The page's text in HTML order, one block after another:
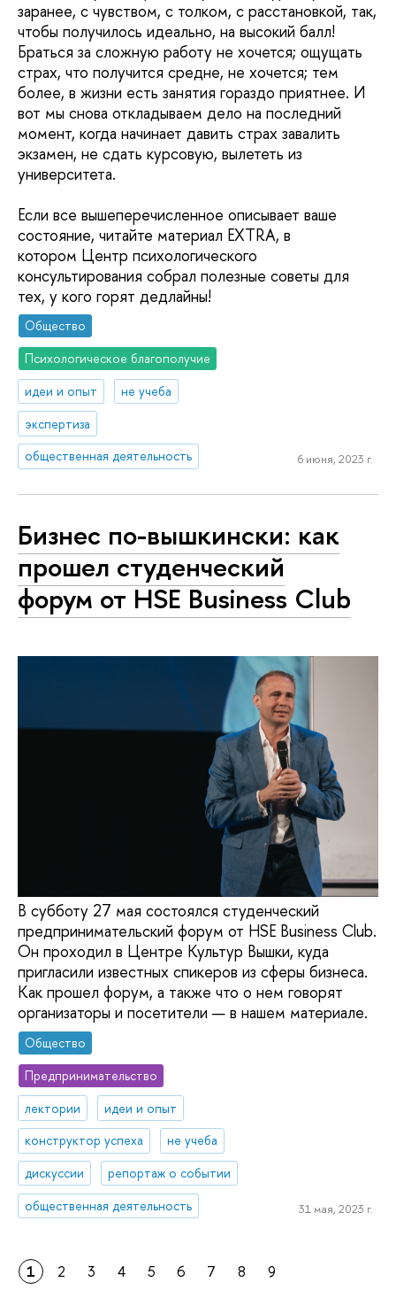
заранее, с чувством, с толком, с расстановкой, так,
чтобы получилось идеально, на высокий балл!
Браться за сложную работу не хочется; ощущать
страх, что получится средне, не хочется; тем
более, в жизни есть занятия гораздо приятнее. И
вот мы снова откладываем дело на последний
момент, когда начинает давить страх завалить
экзамен, не сдать курсовую, вылететь из
университета.
Если все вышеперечисленное описывает ваше
состояние, читайте материал EXTRA, в
котором Центр психологического
консультирования собрал полезные советы для
тех, у кого горят дедлайны!
Общество
Психологическое благополучие
идеи и опыт
не учеба
экспертиза
общественная деятельность
6 июня, 2023 г.
Бизнес по-вышкински: как
прошел студенческий
форум от HSE Business Club
В субботу 27 мая состоялся студенческий
предпринимательский форум от HSE Business Club.
Он проходил в Центре Культур Вышки, куда
пригласили известных спикеров из сферы бизнеса.
Как прошел форум, а также что о нем говорят
организаторы и посетители — в нашем материале.
Общество
Предпринимательство
лектории
идеи и опыт
конструктор успеха
не учеба
дискуссии
репортаж о событии
общественная деятельность
31 мая, 2023 г.
1 2 3 4 5 6 7 8 9